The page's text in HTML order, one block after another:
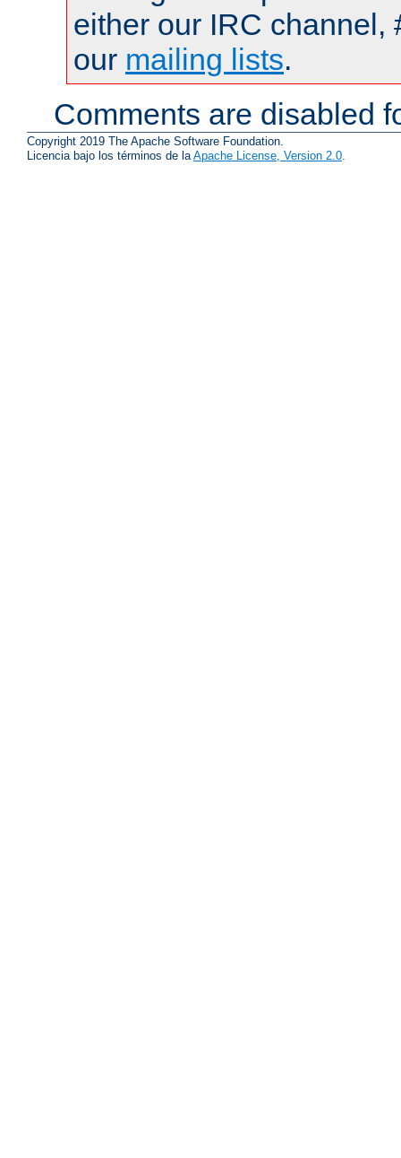
either our IRC channel,
our mailing lists.
Comments are disabled
Copyright 2019 The Apache Software Foundation.
Licencia bajo los términos de laApache License, Version 2.0.